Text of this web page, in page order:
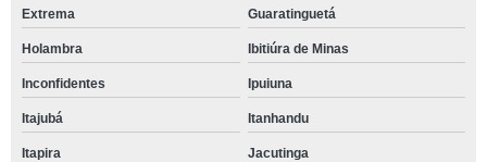
Extrema Guaratinguetá
Holambra Ibitiúra de Minas
Inconfidentes Ipuiuna
Itajubá Itanhandu
Itapira Jacutinga